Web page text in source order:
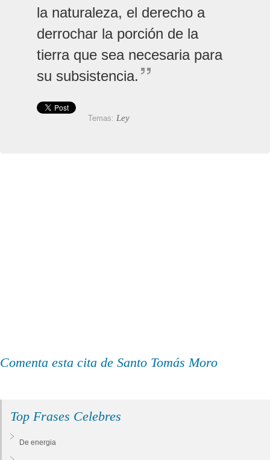
la naturaleza, el derecho a
derrochar la porción de la
tierra que sea necesaria para
su subsistencia.
Temas: Ley
Comenta esta cita de Santo Tomás Moro
Top Frases Celebres
De energia